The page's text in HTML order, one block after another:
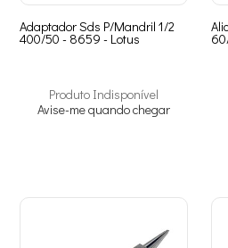
Adaptador Sds P/Mandril 1/2
400/50 - 8659 - Lotus
Produto Indisponível
Avise-me quando chegar